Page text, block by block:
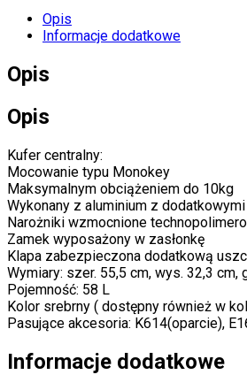
Opis
Informacje dodatkowe
Opis
Opis
Kufer centralny:
Mocowanie typu Monokey
Maksymalnym obciążeniem do 10kg
Wykonany z aluminium z
Narożniki wzmocnione
Zamek wyposażony w zasłonkę
Klapa zabezpieczona dodatkową
Wymiary: szer. 55,5 cm, wys. 32,3 cm,
Pojemność: 58 L
Kolor srebrny ( dostępny również w
Pasujące akcesoria: K614(oparcie),
Informacje dodatkowe